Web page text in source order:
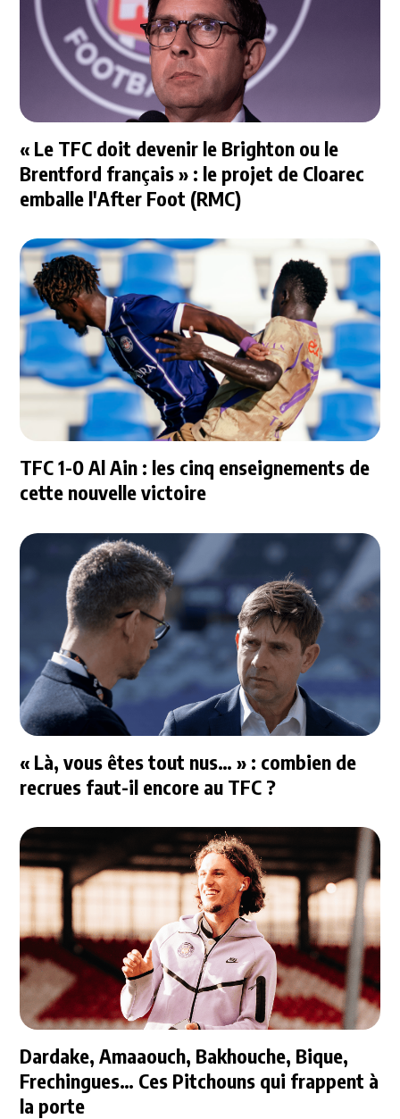
« Le TFC doit devenir le Brighton ou le
Brentford français » : le projet de Cloarec
emballe l'After Foot (RMC)
TFC 1-0 Al Ain : les cinq enseignements de
cette nouvelle victoire
« Là, vous êtes tout nus… » : combien de
recrues faut-il encore au TFC ?
Dardake, Amaaouch, Bakhouche, Bique,
Frechingues… Ces Pitchouns qui frappent à
la porte